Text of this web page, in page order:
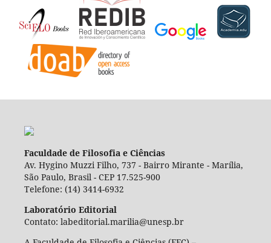
Faculdade de Filosofia e Ciências
Av. Hygino Muzzi Filho, 737 - Bairro Mirante - Marília,
São Paulo, Brasil - CEP 17.525-900
Telefone: (14) 3414-6932
Laboratório Editorial
Contato: labeditorial.marilia@unesp.br